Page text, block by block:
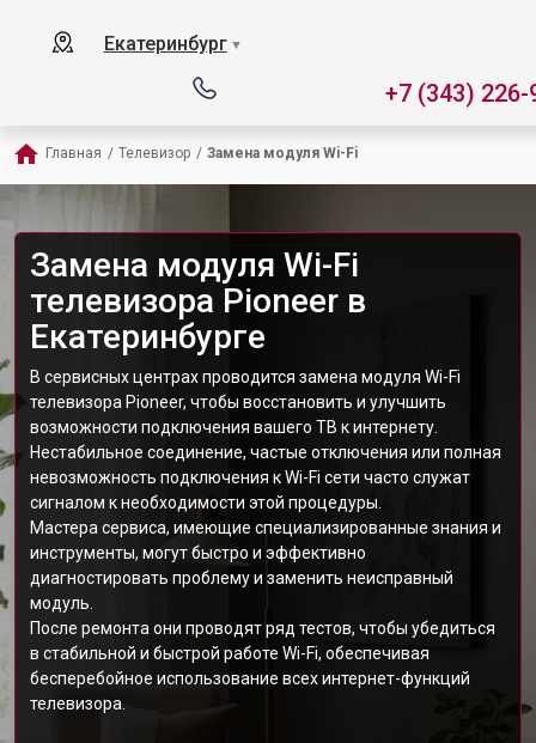
Екатеринбург ▼
+7 (343) 226-
Главная / Телевизор / Замена модуля Wi-Fi
Замена модуля Wi-Fi
телевизора Pioneer в
Екатеринбурге
В сервисных центрах проводится замена модуля Wi-Fi
телевизора Pioneer, чтобы восстановить и улучшить
возможности подключения вашего ТВ к интернету.
Нестабильное соединение, частые отключения или полная
невозможность подключения к Wi-Fi сети часто служат
сигналом к необходимости этой процедуры.
Мастера сервиса, имеющие специализированные знания и
инструменты, могут быстро и эффективно
диагностировать проблему и заменить неисправный
модуль.
После ремонта они проводят ряд тестов, чтобы убедиться
в стабильной и быстрой работе Wi-Fi, обеспечивая
бесперебойное использование всех интернет-функций
телевизора.